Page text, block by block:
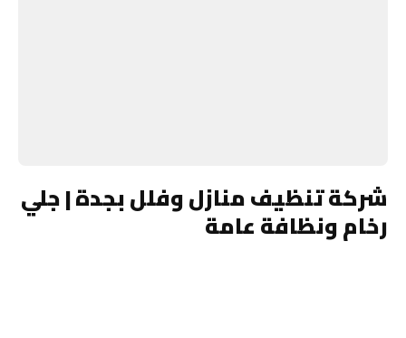
شركة تنظيف منازل وفلل بجدة | جلي
رخام ونظافة عامة